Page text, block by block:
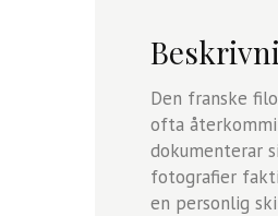
Den franske
ofta
dokumenterar
fotografier
en personlig